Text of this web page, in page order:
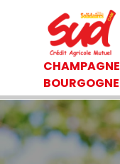
CHAMPAGNE
BOURGOGNE